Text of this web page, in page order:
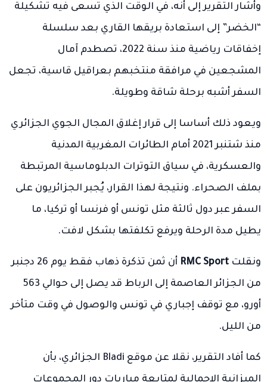
وأشار التقرير إلى أنه، في الوقت الذي تسعى فيه تشكيلة
“الخضر” إلى استعادة بريقها القاري بعد سلسلة
إخفاقات رياضية منذ سنة 2022، تصطدم آمال
المشجعين في مرافقة منتخبهم بعراقيل قاسية، تجعل
السفر أشبه برحلة شاقة وطويلة.
ويعود ذلك أساسا إلى قرار إغلاق المجال الجوي الجزائري
منذ شتنبر 2021 أمام الطائرات المغربية المدنية
والعسكرية، في سياق التوترات الدبلوماسية المرتبطة
بملف الصحراء. ونتيجة لهذا القرار، يُجبر الجزائريون على
السفر عبر دول ثالثة مثل تونس أو فرنسا أو تركيا، ما
يطيل مدة الرحلة ويرفع تكلفتها بشكل لافت.
ونقلت RMC Sport
أن ثمن تذكرة ذهاب فقط يوم 26 دجنبر
من الجزائر العاصمة إلى الرباط قد يصل إلى حوالي 563
أورو، مع توقف إجباري في تونس والوصول في وقت متأخر
من الليل.
كما أفاد التقرير، نقلا عن موقع Bladi الجزائري، بأن
الميزانية الإجمالية لمتابعة مباريات دور المجموعات